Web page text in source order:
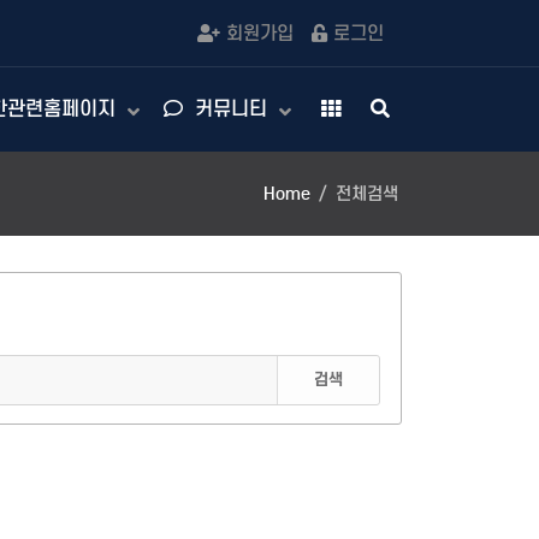
회원가입 로그인
관련홈페이지 커뮤니티
Home 전체검색
검색